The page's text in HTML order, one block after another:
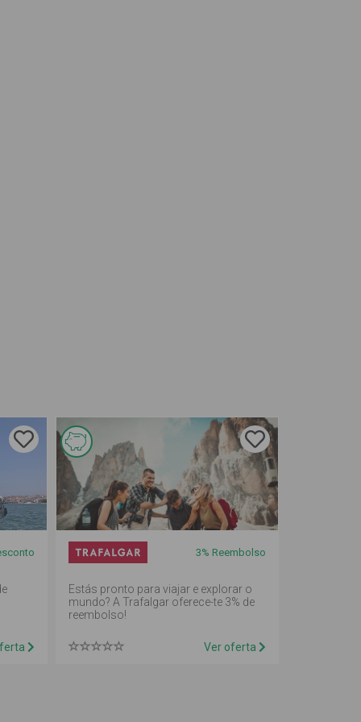
Esta
oferta é
de
reembolso
em
mealheiro
3% Reembolso
Estás pronto para viajar e explorar o
mundo? A Trafalgar oferece-te 3% de
reembolso!
Ver oferta